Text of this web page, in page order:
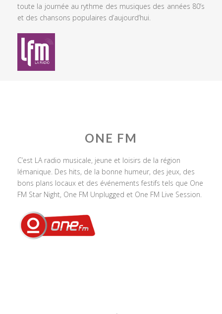
toute la journée au rythme des musiques des années 80’s
et des chansons populaires d’aujourd’hui.
ONE FM
C’est LA radio musicale, jeune et loisirs de la région
lémanique. Des hits, de la bonne humeur, des jeux, des
bons plans locaux et des événements festifs tels que One
FM Star Night, One FM Unplugged et One FM Live Session.